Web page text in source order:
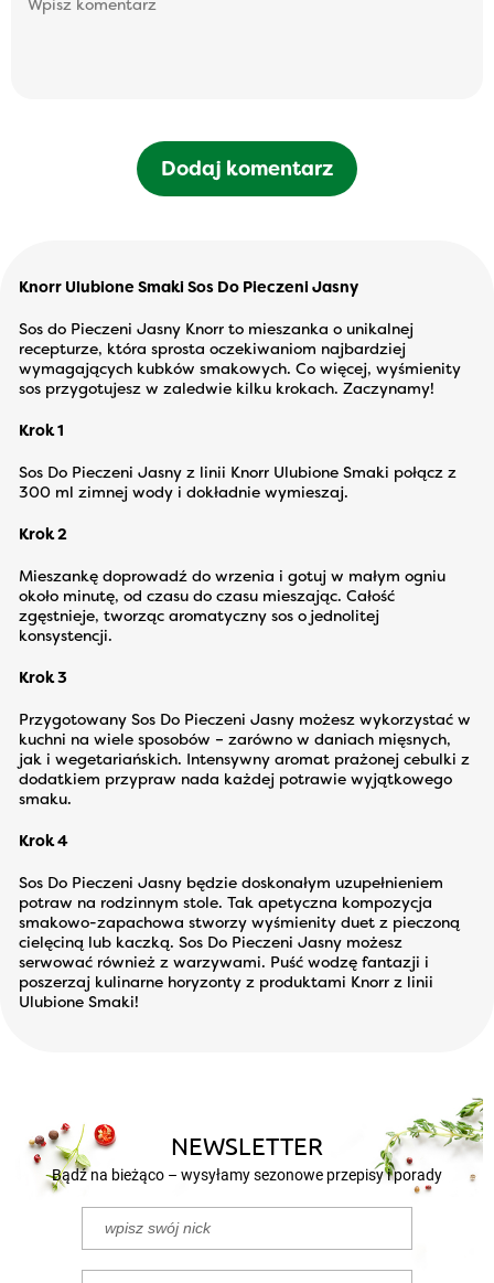
Dodaj komentarz
Knorr Ulubione Smaki Sos Do Pieczeni Jasny
Sos do Pieczeni Jasny Knorr to mieszanka o unikalnej
recepturze, która sprosta oczekiwaniom najbardziej
wymagających kubków smakowych. Co więcej, wyśmienity
sos przygotujesz w zaledwie kilku krokach. Zaczynamy!
Krok 1
Sos Do Pieczeni Jasny z linii Knorr Ulubione Smaki połącz z
300 ml zimnej wody i dokładnie wymieszaj.
Krok 2
Mieszankę doprowadź do wrzenia i gotuj w małym ogniu
około minutę, od czasu do czasu mieszając. Całość
zgęstnieje, tworząc aromatyczny sos o jednolitej
konsystencji.
Krok 3
Przygotowany Sos Do Pieczeni Jasny możesz wykorzystać w
kuchni na wiele sposobów – zarówno w daniach mięsnych,
jak i wegetariańskich. Intensywny aromat prażonej cebulki z
dodatkiem przypraw nada każdej potrawie wyjątkowego
smaku.
Krok 4
Sos Do Pieczeni Jasny będzie doskonałym uzupełnieniem
potraw na rodzinnym stole. Tak apetyczna kompozycja
smakowo-zapachowa stworzy wyśmienity duet z pieczoną
cielęciną lub kaczką. Sos Do Pieczeni Jasny możesz
serwować również z warzywami. Puść wodzę fantazji i
poszerzaj kulinarne horyzonty z produktami Knorr z linii
Ulubione Smaki!
NEWSLETTER
Bądź na bieżąco – wysyłamy sezonowe przepisy i porady